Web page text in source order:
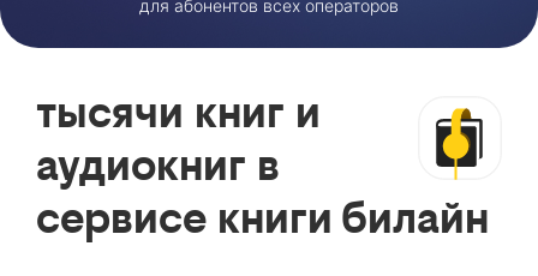
для абонентов всех операторов
тысячи книг и
аудиокниг в
сервисе книги билайн